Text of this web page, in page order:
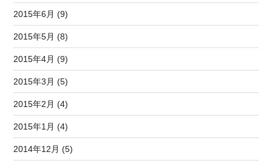
2015年6月 (9)
2015年5月 (8)
2015年4月 (9)
2015年3月 (5)
2015年2月 (4)
2015年1月 (4)
2014年12月 (5)